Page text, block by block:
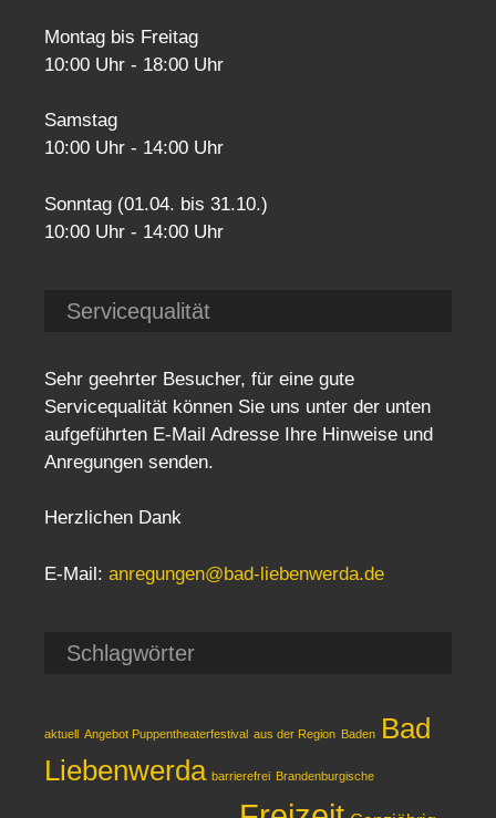
Montag bis Freitag
10:00 Uhr - 18:00 Uhr
Samstag
10:00 Uhr - 14:00 Uhr
Sonntag (01.04. bis 31.10.)
10:00 Uhr - 14:00 Uhr
Servicequalität
Sehr geehrter Besucher, für eine gute
Servicequalität können Sie uns unter der unten
aufgeführten E-Mail Adresse Ihre Hinweise und
Anregungen senden.
Herzlichen Dank
E-Mail: anregungen@bad-liebenwerda.de
Schlagwörter
aktuell Angebot Puppentheaterfestival aus der Region Baden Bad
Liebenwerda barrierefrei Brandenburgische